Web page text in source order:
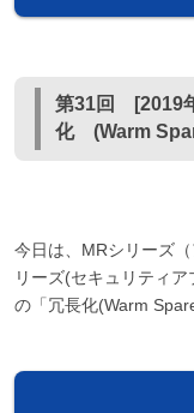
第31回 [2019
化 (Warm
今日は、MRシリーズ
リーズ(セキュリティ
の「冗長化(Warm